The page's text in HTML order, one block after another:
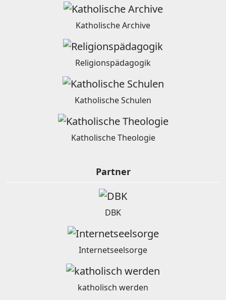
Katholische Archive
Religionspädagogik
Katholische Schulen
Katholische Theologie
Partner
DBK
Internetseelsorge
katholisch werden